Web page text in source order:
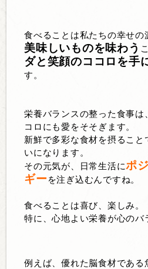
食べることは私たちの幸せの
美味しいものを味わう
ダと笑顔のココロを手
す。
栄養バランスの整った食事は
コロにも愛をそそぎます。
新鮮で多彩な食材を摂るこ
いになります。
その元気が、日常生活にポ
ギー を注ぎ込むんですね。
食べることは喜び、楽しみ。
特に、心地よい栄養が心のバ
例えば、優れた脳食材である